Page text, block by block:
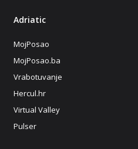
Adriatic
MojPosao
MojPosao.ba
Vrabotuvanje
Hercul.hr
Virtual Valley
Pulser